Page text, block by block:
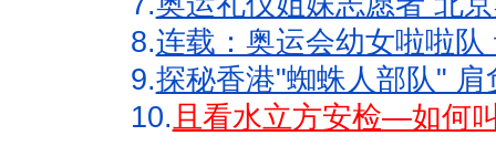
8.连载：奥运会幼女啦啦
9.探秘香港"蜘蛛人部队"
10.且看水立方安检—如何